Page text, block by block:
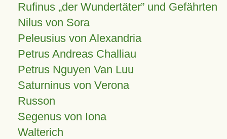
Rufinus „der Wundertäter” und Gefährten
Nilus von Sora
Peleusius von Alexandria
Petrus Andreas Challiau
Petrus Nguyen Van Luu
Saturninus von Verona
Russon
Segenus von Iona
Walterich